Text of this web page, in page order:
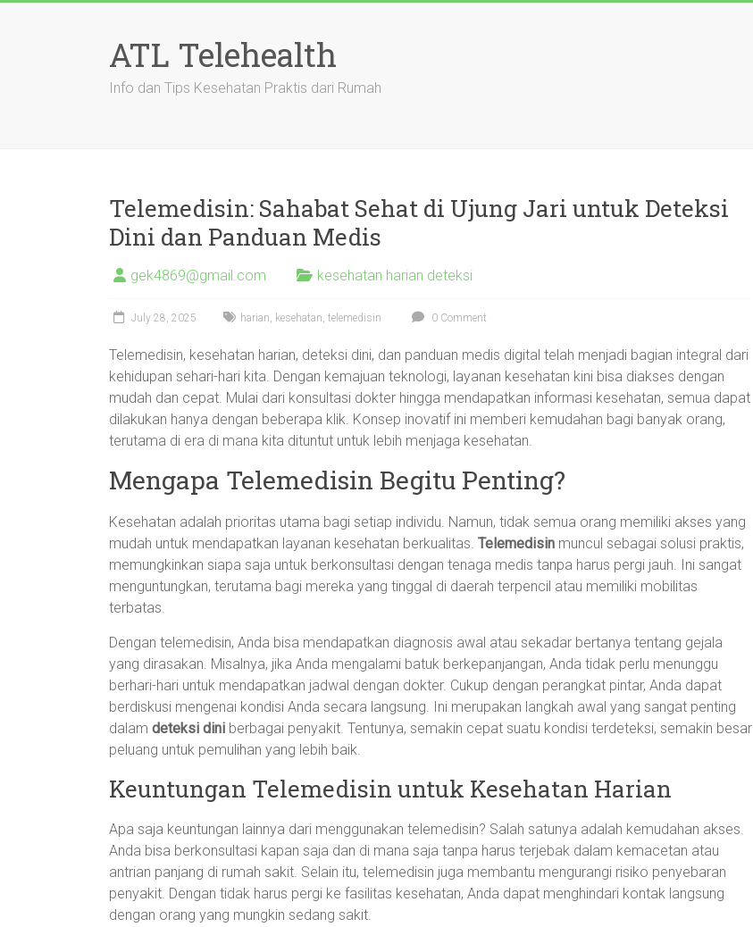
ATL Telehealth
Info dan Tips Kesehatan Praktis dari Rumah
Telemedisin: Sahabat Sehat di Ujung Jari untuk Deteksi
Dini dan Panduan Medis
gek4869@gmail.com kesehatan harian deteksi
July 28, 2025 harian, kesehatan, telemedisin 0 Comment
Telemedisin, kesehatan harian, deteksi dini, dan panduan medis digital telah menjadi bagian integral dari
kehidupan sehari-hari kita. Dengan kemajuan teknologi, layanan kesehatan kini bisa diakses dengan
mudah dan cepat. Mulai dari konsultasi dokter hingga mendapatkan informasi kesehatan, semua dapat
dilakukan hanya dengan beberapa klik. Konsep inovatif ini memberi kemudahan bagi banyak orang,
terutama di era di mana kita dituntut untuk lebih menjaga kesehatan.
Mengapa Telemedisin Begitu Penting?
Kesehatan adalah prioritas utama bagi setiap individu. Namun, tidak semua orang memiliki akses yang
mudah untuk mendapatkan layanan kesehatan berkualitas. Telemedisin muncul sebagai solusi praktis,
memungkinkan siapa saja untuk berkonsultasi dengan tenaga medis tanpa harus pergi jauh. Ini sangat
menguntungkan, terutama bagi mereka yang tinggal di daerah terpencil atau memiliki mobilitas
terbatas.
Dengan telemedisin, Anda bisa mendapatkan diagnosis awal atau sekadar bertanya tentang gejala
yang dirasakan. Misalnya, jika Anda mengalami batuk berkepanjangan, Anda tidak perlu menunggu
berhari-hari untuk mendapatkan jadwal dengan dokter. Cukup dengan perangkat pintar, Anda dapat
berdiskusi mengenai kondisi Anda secara langsung. Ini merupakan langkah awal yang sangat penting
dalam deteksi dini berbagai penyakit. Tentunya, semakin cepat suatu kondisi terdeteksi, semakin besar
peluang untuk pemulihan yang lebih baik.
Keuntungan Telemedisin untuk Kesehatan Harian
Apa saja keuntungan lainnya dari menggunakan telemedisin? Salah satunya adalah kemudahan akses.
Anda bisa berkonsultasi kapan saja dan di mana saja tanpa harus terjebak dalam kemacetan atau
antrian panjang di rumah sakit. Selain itu, telemedisin juga membantu mengurangi risiko penyebaran
penyakit. Dengan tidak harus pergi ke fasilitas kesehatan, Anda dapat menghindari kontak langsung
dengan orang yang mungkin sedang sakit.